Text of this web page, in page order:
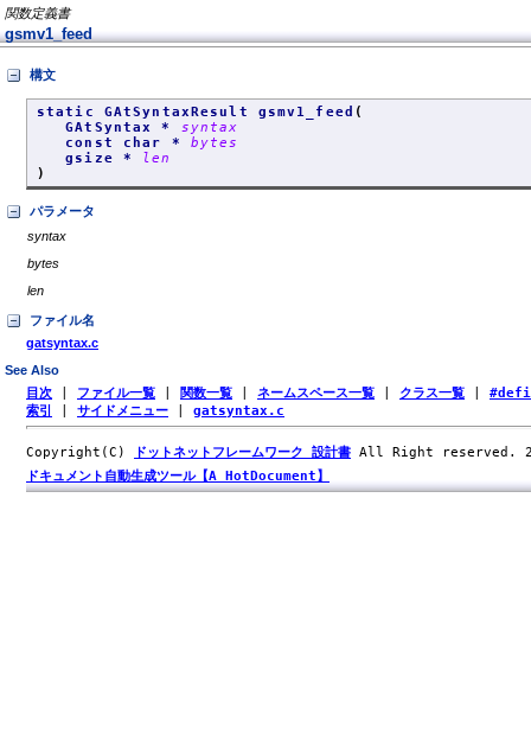
関数定義書
gsmv1_feed
構文
static GAtSyntaxResult gsmv1_feed (
GAtSyntax * syntax
const char * bytes
gsize *
len
)
パラメータ
syntax
bytes
len
ファイル名
gatsyntax.c
See Also
目次 ファイル一覧 関数一覧 ネームスペース一覧 クラス一覧
索引
サイドメニュー gatsyntax.c
Copyright(C) ドットネットフレームワーク 設計書 All Right reserved.
ドキュメント自動生成ツール【A HotDocument】